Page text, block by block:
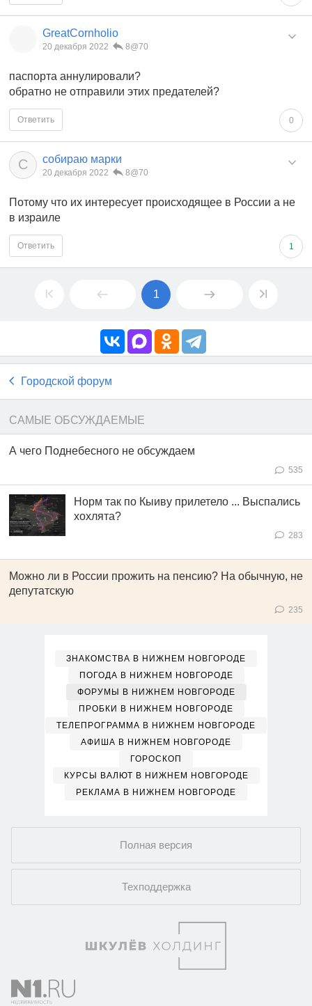
GreatCornholio
20 декабря 2022 8@70
паспорта аннулировали?
обратно не отправили этих предателей?
0
Ответить
С собираю марки
20 декабря 2022 8@70
Потому что их интересует происходящее в России а не
в израиле
1
Ответить
1
Городской форум
САМЫЕ ОБСУЖДАЕМЫЕ
А чего Поднебесного не обсуждаем
535
Норм так по Кыиву прилетело ... Выспались
хохлята?
283
Можно ли в России прожить на пенсию? На обычную, не
депутатскую
235
ЗНАКОМСТВА В НИЖНЕМ НОВГОРОДЕ
ПОГОДА В НИЖНЕМ НОВГОРОДЕ
ФОРУМЫ В НИЖНЕМ НОВГОРОДЕ
ПРОБКИ В НИЖНЕМ НОВГОРОДЕ
ТЕЛЕПРОГРАММА В НИЖНЕМ НОВГОРОДЕ
АФИША В НИЖНЕМ НОВГОРОДЕ
ГОРОСКОП
КУРСЫ ВАЛЮТ В НИЖНЕМ НОВГОРОДЕ
РЕКЛАМА В НИЖНЕМ НОВГОРОДЕ
Полная версия
Техподдержка